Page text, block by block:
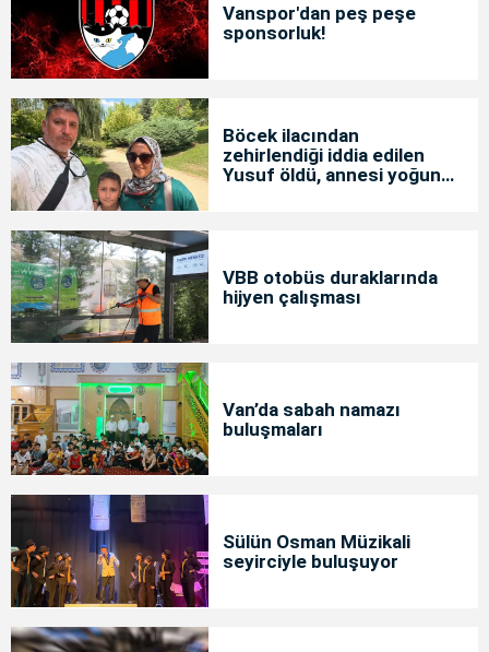
Vanspor'dan peş peşe
sponsorluk!
Böcek ilacından
zehirlendiği iddia edilen
Yusuf öldü, annesi yoğun
VBB otobüs duraklarında
hijyen çalışması
Van’da sabah namazı
buluşmaları
Sülün Osman Müzikali
seyirciyle buluşuyor